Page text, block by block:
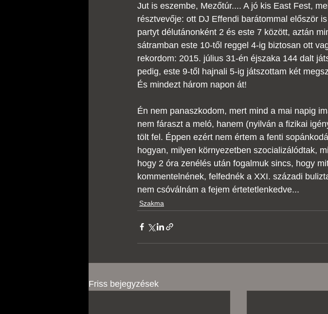
Jut is eszembe, Mezőtúr.... A jó kis East Fest,
résztvevője: ott DJ Effendi barátommal először
partyt délutánonként 2 és este 7 között, aztán
sátramban este 10-től reggel 4-ig biztosan ott
rekordom: 2015. július 31-én éjszaka 144 dalt
pedig, este 9-től hajnali 5-ig játszottam két
És mindezt három napon át!
Én nem panaszkodom, mert mind a mai napig
nem fáraszt a meló, hanem (nyilván a fizikai
tölt fel. Éppen ezért nem értem a fenti
hogyan, milyen környezetben szocializálódtak,
hogy 2 óra zenélés után fogalmuk sincs, hogy
kommentelnének, felfednék a XXI. századi
nem csóválnám a fejem értetetlenkedve...
Szakma
Friss bejegyzések